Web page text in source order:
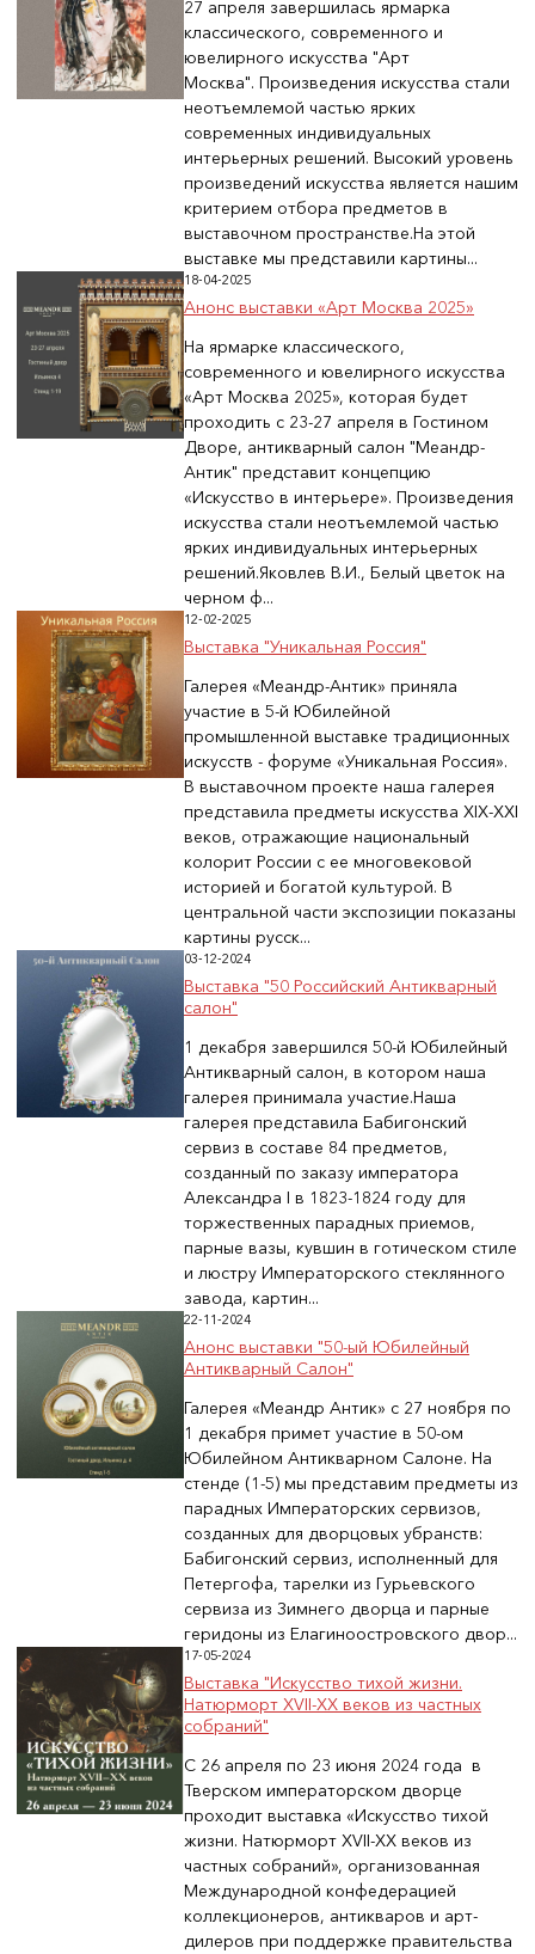
27 апреля завершилась ярмарка
классического, современного и
ювелирного искусства "Арт
Москва". Произведения искусства стали
неотъемлемой частью ярких
современных индивидуальных
интерьерных решений. Высокий уровень
произведений искусства является нашим
критерием отбора предметов в
выставочном пространстве.На этой
выставке мы представили картины...
18-04-2025
Анонс выставки «Арт Москва 2025»
На ярмарке классического,
современного и ювелирного искусства
«Арт Москва 2025», которая будет
проходить с 23-27 апреля в Гостином
Дворе, антикварный салон "Меандр-
Антик" представит концепцию
«Искусство в интерьере». Произведения
искусства стали неотъемлемой частью
ярких индивидуальных интерьерных
решений.Яковлев В.И., Белый цветок на
черном ф...
12-02-2025
Выставка "Уникальная Россия"
Галерея «Меандр-Антик» приняла
участие в 5-й Юбилейной
промышленной выставке традиционных
искусств - форуме «Уникальная Россия».
В выставочном проекте наша галерея
представила предметы искусства XIX-XXI
веков, отражающие национальный
колорит России с ее многовековой
историей и богатой культурой. В
центральной части экспозиции показаны
картины русск...
03-12-2024
Выставка "50 Российский Антикварный
салон"
1 декабря завершился 50-й Юбилейный
Антикварный салон, в котором наша
галерея принимала участие.Наша
галерея представила Бабигонский
сервиз в составе 84 предметов,
созданный по заказу императора
Александра I в 1823-1824 году для
торжественных парадных приемов,
парные вазы, кувшин в готическом стиле
и люстру Императорского стеклянного
завода, картин...
22-11-2024
Анонс выставки "50-ый Юбилейный
Антикварный Салон"
Галерея «Меандр Антик» с 27 ноября по
1 декабря примет участие в 50-ом
Юбилейном Антикварном Салоне. На
стенде (1-5) мы представим предметы из
парадных Императорских сервизов,
созданных для дворцовых убранств:
Бабигонский сервиз, исполненный для
Петергофа, тарелки из Гурьевского
сервиза из Зимнего дворца и парные
геридоны из Елагиноостровского двор...
17-05-2024
Выставка "Искусство тихой жизни.
Натюрморт XVII-XX веков из частных
собраний"
С 26 апреля по 23 июня 2024 года в
Тверском императорском дворце
проходит выставка «Искусство тихой
жизни. Натюрморт XVII-XX веков из
частных собраний», организованная
Международной конфедерацией
коллекционеров, антикваров и арт-
дилеров при поддержке правительства